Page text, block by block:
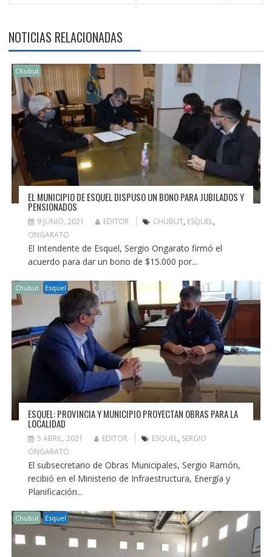
NOTICIAS RELACIONADAS
Chubut
EL MUNICIPIO DE ESQUEL DISPUSO UN BONO PARA JUBILADOS Y
PENSIONADOS
9 JUNIO, 2021 EDITOR CHUBUT, ESQUEL,
ONGARATO
El Intendente de Esquel, Sergio Ongarato firmó el
acuerdo para dar un bono de $15.000 por...
Chubut Esquel
ESQUEL: PROVINCIA Y MUNICIPIO PROYECTAN OBRAS PARA LA
LOCALIDAD
5 ABRIL, 2021 EDITOR ESQUEL, SERGIO
ONGARATO
El subsecretario de Obras Municipales, Sergio Ramón,
recibió en el Ministerio de Infraestructura, Energía y
Planificación...
Chubut Esquel